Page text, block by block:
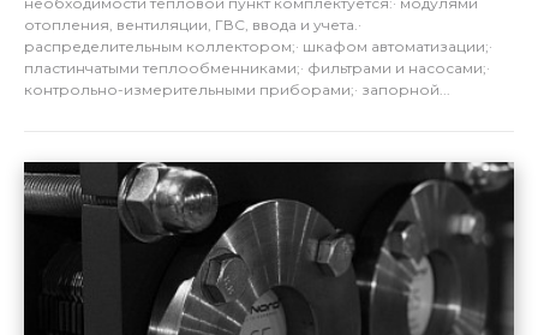
отопления, вентиляции, ГВС, ввода и учета.·
распределительным коллектором;· шкафом автоматизации;·
пластинчатыми теплообменниками;· фильтрами и насосами;·
контрольно-измерительными приборами;· запорной...